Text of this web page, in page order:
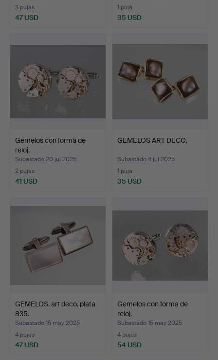
3 pujas
47 USD
1 puja
35 USD
Gemelos con forma de
reloj.
Subastado 20 jul 2025
2 pujas
41 USD
GEMELOS ART DECO.
Subastado 4 jul 2025
1 puja
35 USD
GEMELOS, art deco, plata
835.
Subastado 15 may 2025
4 pujas
47 USD
Gemelos con forma de
reloj.
Subastado 15 may 2025
4 pujas
54 USD